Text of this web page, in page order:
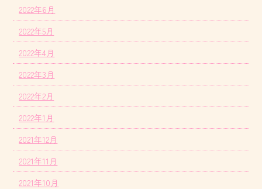
2022年6月
2022年5月
2022年4月
2022年3月
2022年2月
2022年1月
2021年12月
2021年11月
2021年10月